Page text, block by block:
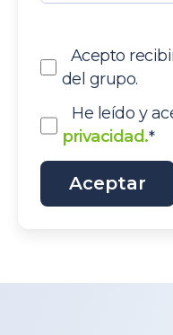
Acepto
del grupo.
He leído y
privacidad.*